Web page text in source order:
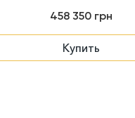
458 350 грн
Купить